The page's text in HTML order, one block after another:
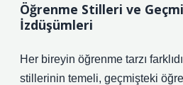
Öğrenme Stilleri ve
İzdüşümleri
Her bireyin öğrenme tarzı
stillerinin temeli, geçmişteki